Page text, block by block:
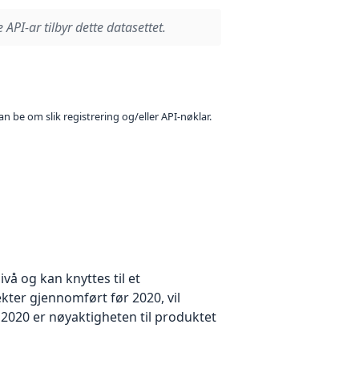
API-ar tilbyr dette datasettet.
be om slik registrering og/eller API-nøklar.
og kan knyttes til et
gjennomført før 2020, vil
er nøyaktigheten til produktet